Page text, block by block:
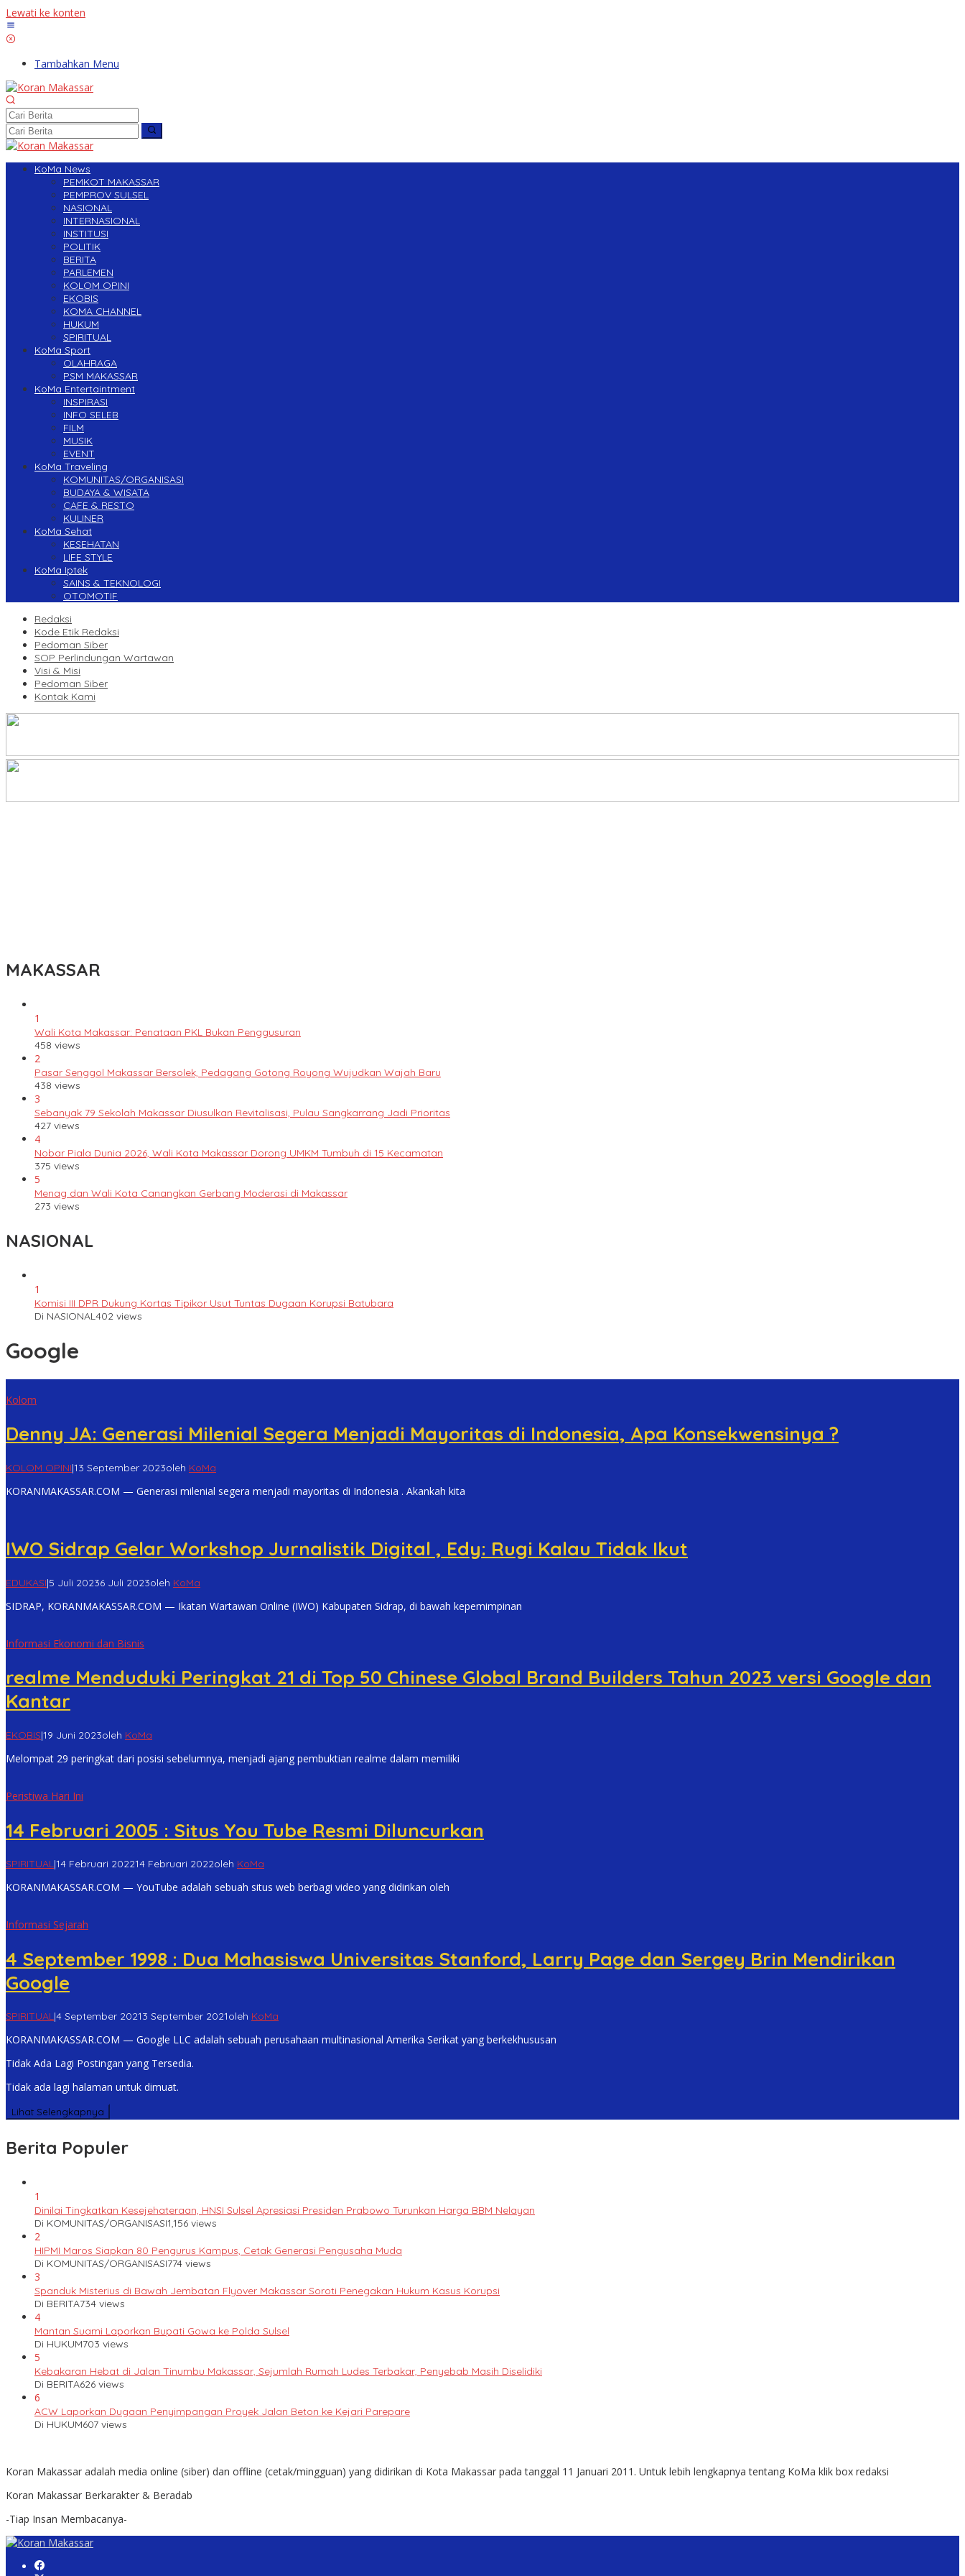
Lewati ke konten
Tambahkan Menu
KoMa News
PEMKOT MAKASSAR
PEMPROV SULSEL
NASIONAL
INTERNASIONAL
INSTITUSI
POLITIK
BERITA
PARLEMEN
KOLOM OPINI
EKOBIS
KOMA CHANNEL
HUKUM
SPIRITUAL
KoMa Sport
OLAHRAGA
PSM MAKASSAR
KoMa Entertaintment
INSPIRASI
INFO SELEB
FILM
MUSIK
EVENT
KoMa Traveling
KOMUNITAS/ORGANISASI
BUDAYA & WISATA
CAFE & RESTO
KULINER
KoMa Sehat
KESEHATAN
LIFE STYLE
KoMa Iptek
SAINS & TEKNOLOGI
OTOMOTIF
Redaksi
Kode Etik Redaksi
Pedoman Siber
SOP Perlindungan Wartawan
Visi & Misi
Pedoman Siber
Kontak Kami
MAKASSAR
1
Wali Kota Makassar: Penataan PKL Bukan Penggusuran
458 views
2
Pasar Senggol Makassar Bersolek, Pedagang Gotong Royong Wujudkan Wajah Baru
438 views
3
Sebanyak 79 Sekolah Makassar Diusulkan Revitalisasi, Pulau Sangkarrang Jadi Prioritas
427 views
4
Nobar Piala Dunia 2026, Wali Kota Makassar Dorong UMKM Tumbuh di 15 Kecamatan
375 views
5
Menag dan Wali Kota Canangkan Gerbang Moderasi di Makassar
273 views
NASIONAL
1
Komisi III DPR Dukung Kortas Tipikor Usut Tuntas Dugaan Korupsi Batubara
Di NASIONAL402 views
Google
Kolom
Denny JA: Generasi Milenial Segera Menjadi Mayoritas di Indonesia, Apa Konsekwensinya ?
KOLOM OPINI|13 September 2023oleh KoMa
KORANMAKASSAR.COM — Generasi milenial segera menjadi mayoritas di Indonesia . Akankah kita
IWO Sidrap Gelar Workshop Jurnalistik Digital , Edy: Rugi Kalau Tidak Ikut
EDUKASI|5 Juli 20236 Juli 2023oleh KoMa
SIDRAP, KORANMAKASSAR.COM — Ikatan Wartawan Online (IWO) Kabupaten Sidrap, di bawah kepemimpinan
Informasi Ekonomi dan Bisnis
realme Menduduki Peringkat 21 di Top 50 Chinese Global Brand Builders Tahun 2023 versi Google dan
Kantar
EKOBIS|19 Juni 2023oleh KoMa
Melompat 29 peringkat dari posisi sebelumnya, menjadi ajang pembuktian realme dalam memiliki
Peristiwa Hari Ini
14 Februari 2005 : Situs You Tube Resmi Diluncurkan
SPIRITUAL|14 Februari 202214 Februari 2022oleh KoMa
KORANMAKASSAR.COM — YouTube adalah sebuah situs web berbagi video yang didirikan oleh
Informasi Sejarah
4 September 1998 : Dua Mahasiswa Universitas Stanford, Larry Page dan Sergey Brin Mendirikan
Google
SPIRITUAL|4 September 20213 September 2021oleh KoMa
KORANMAKASSAR.COM — Google LLC adalah sebuah perusahaan multinasional Amerika Serikat yang berkekhususan
Tidak Ada Lagi Postingan yang Tersedia.
Tidak ada lagi halaman untuk dimuat.
Lihat Selengkapnya
Berita Populer
1
Dinilai Tingkatkan Kesejehateraan, HNSI Sulsel Apresiasi Presiden Prabowo Turunkan Harga BBM Nelayan
Di KOMUNITAS/ORGANISASI1,156 views
2
HIPMI Maros Siapkan 80 Pengurus Kampus, Cetak Generasi Pengusaha Muda
Di KOMUNITAS/ORGANISASI774 views
3
Spanduk Misterius di Bawah Jembatan Flyover Makassar Soroti Penegakan Hukum Kasus Korupsi
Di BERITA734 views
4
Mantan Suami Laporkan Bupati Gowa ke Polda Sulsel
Di HUKUM703 views
5
Kebakaran Hebat di Jalan Tinumbu Makassar, Sejumlah Rumah Ludes Terbakar, Penyebab Masih Diselidiki
Di BERITA626 views
6
ACW Laporkan Dugaan Penyimpangan Proyek Jalan Beton ke Kejari Parepare
Di HUKUM607 views
Koran Makassar adalah media online (siber) dan offline (cetak/mingguan) yang didirikan di Kota Makassar pada tanggal 11 Januari 2011. Untuk lebih lengkapnya tentang KoMa klik box redaksi
Koran Makassar Berkarakter & Beradab
-Tiap Insan Membacanya-